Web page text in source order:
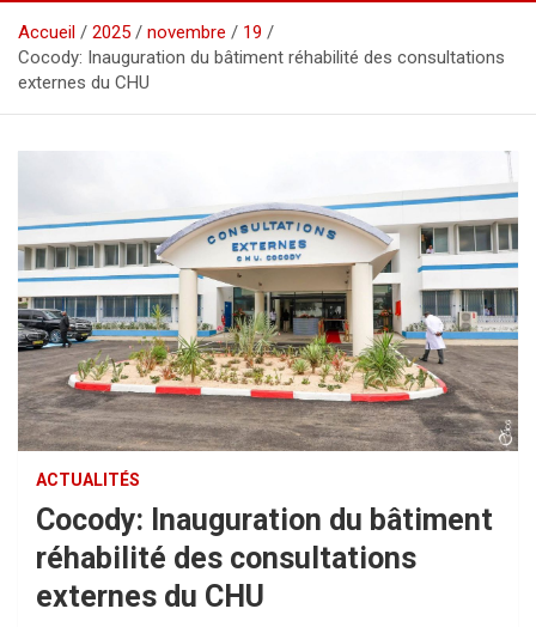
Accueil 2025 novembre
19
Cocody: Inauguration du bâtiment réhabilité des consultations
externes du CHU
ACTUALITÉS
Cocody: Inauguration du bâtiment
réhabilité des consultations
externes du CHU